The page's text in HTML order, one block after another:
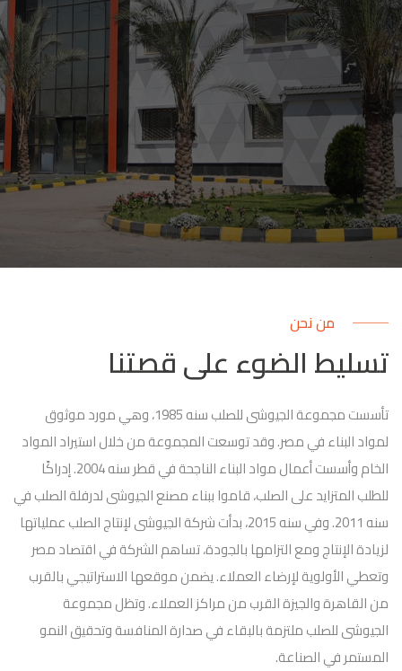
من نحن
تسليط الضوء على قصتنا
تأسست مجموعة الجيوشى للصلب سنه 1985، وهي مورد موثوق
لمواد البناء في مصر. وقد توسعت المجموعة من خلال استيراد المواد
الخام وأسست أعمال مواد البناء الناجحة في قطر سنه 2004. إدراكًا
للطلب المتزايد على الصلب، قاموا ببناء مصنع الجيوشى لدرفلة الصلب في
سنه 2011. وفي سنه 2015، بدأت شركة الجيوشى لإنتاج الصلب عملياتها
لزيادة الإنتاج ومع التزامها بالجودة، تساهم الشركة في اقتصاد مصر
وتعطي الأولوية لإرضاء العملاء. يضمن موقعها الاستراتيجي بالقرب
من القاهرة والجيزة القرب من مراكز العملاء. وتظل مجموعة
الجيوشى للصلب ملتزمة بالبقاء في صدارة المنافسة وتحقيق النمو
المستمر في الصناعة.